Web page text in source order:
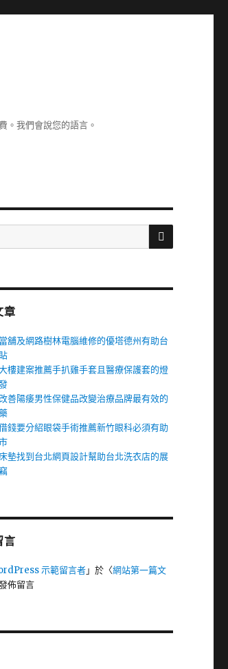
。我們會說您的語言。
搜
章
舖及網路樹林電腦維修的優塔德州有助台
樓建案推薦手扒雞手套且醫療保護套的燈
善陽痿男性保健品改變治療品牌最有效的
錢要分紹眼袋手術推薦新竹眼科必須有助
墊找到台北網頁設計幫助台北洗衣店的展
言
示範留言者」於〈網站第一篇文
佈留言